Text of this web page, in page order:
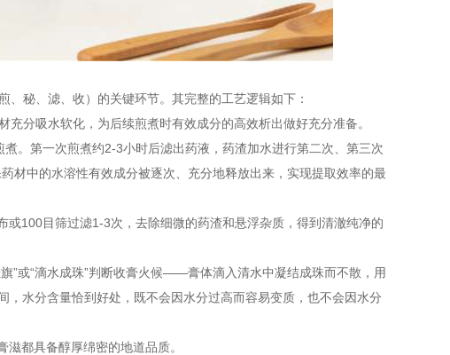
、秘、滤、收）的关键环节。其完整的工艺逻辑如下：
分吸水软化，为后续煎煮时有效成分的高效析出做好充分准备。
。第一次煎煮约2-3小时后滤出药液，药渣加水进行第二次、第三次
材中的水溶性有效成分被逐次、充分地释放出来，实现提取效率的最
100目筛过滤1-3次，去除细微的药渣和悬浮杂质，得到清澈纯净的
”或“滴水成珠”判断收膏火候——膏体滴入清水中凝结成珠而不散，用
水分含量恰到好处，既不会因水分过高而容易变质，也不会因水分
都具备醇厚绵密的地道品质。